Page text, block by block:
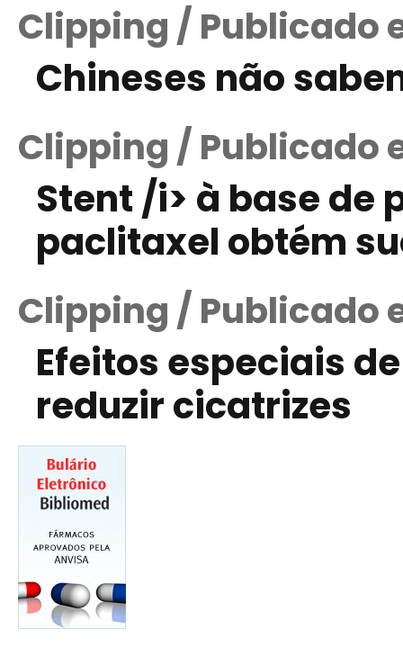
Clipping / Publicado
Chineses não
Clipping / Publicado
Stent /i> à base de
paclitaxel obtém
Clipping / Publicado
Efeitos especiais
reduzir cicatrizes